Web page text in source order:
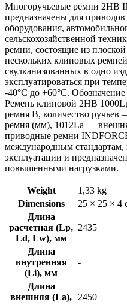
Многоручьевые ремни 2HB
предназначены для
оборудования,
сельскохозяйственной
ремни, состоящие из
нескольких клиновых
свулканизованных в одно
эксплуатироваться при
-40°С до +60°С.
Ремень клиновой 2HB
ремня B, количество
ремня (мм), 1012La —
приводные ремни
международным
эксплуатации и
повышенными нагрузками.
Weight
1,33 kg
Dimensions
25 × 25 × 4
Длина
расчетная (Lp,
Ld, Lw), мм
2435
Длина
внутренняя
(Li), мм
-
Длина
внешняя (La),
2450